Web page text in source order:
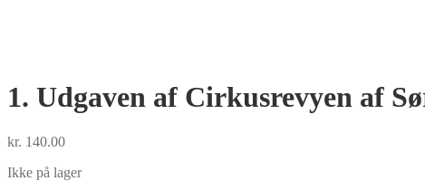
1. Udgaven af Cirkusrevyen af
kr. 140.00
Ikke på lager